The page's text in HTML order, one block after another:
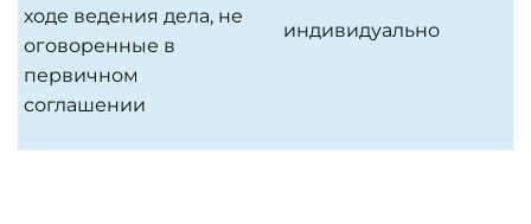
ходе ведения дела, не
оговоренные в
первичном
соглашении
индивидуально